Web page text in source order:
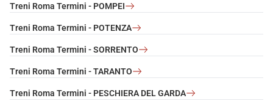
Treni Roma Termini - POMPEI
Treni Roma Termini - POTENZA
Treni Roma Termini - SORRENTO
Treni Roma Termini - TARANTO
Treni Roma Termini - PESCHIERA DEL GARDA